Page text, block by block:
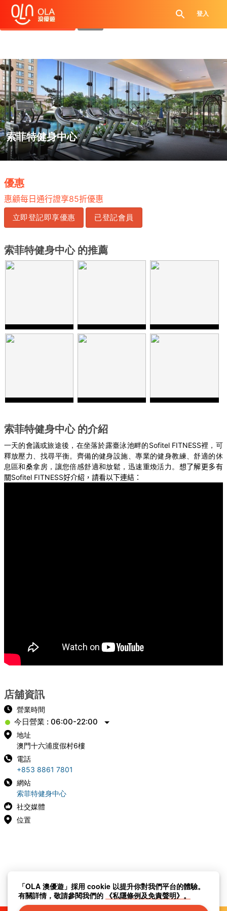
登入
領取每日優惠券
查看`我的優惠記錄`
索菲特健身中心
.
優惠
惠顧每日通行證享85折優惠
立即登記即享優惠 已登記會員
索菲特健身中心 的推薦
索菲特健身中心 的介紹
一天的會議或旅途後，在坐落於露臺泳池畔的Sofitel FITNESS裡，可
釋放壓力、找尋平衡。齊備的健身設施、專業的健身教練、舒適的休
息區和桑拿房，讓您倍感舒適和放鬆，迅速重煥活力。 想了解更多有
關Sofitel FITNESS好介紹，請看以下連結：
店舖資訊
營業時間
今日營業 : 06:00-22:00
地址
澳門十六浦度假村6樓
電話
+853 8861 7801
網站
索菲特健身中心
社交媒體
位置
「OLA 澳優遊」採用 cookie 以提升你對我們平台的體驗。
有關詳情，敬請參閱我們的 《私隱條例及免責聲明》。